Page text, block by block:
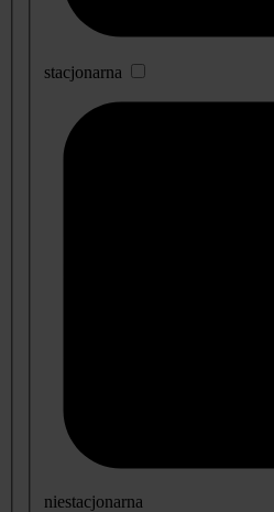
stacjonarna
niestacjonarna